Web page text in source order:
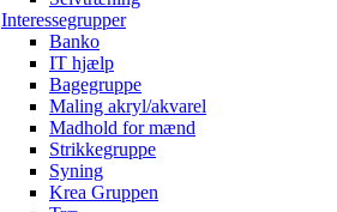
Interessegrupper
Banko
IT hjælp
Bagegruppe
Maling akryl/akvarel
Madhold for mænd
Strikkegruppe
Syning
Krea Gruppen